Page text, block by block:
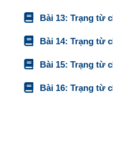
Bài 13: Trạng từ
Bài 14: Trạng từ
Bài 15: Trạng từ
Bài 16: Trạng từ